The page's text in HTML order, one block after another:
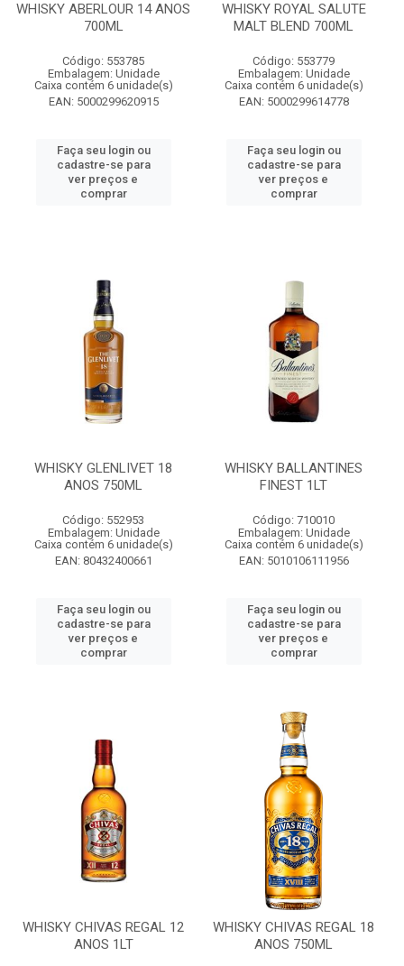
WHISKY ABERLOUR 14 ANOS
700ML
Código: 553785
Embalagem: Unidade
Caixa contém 6 unidade(s)
EAN: 5000299620915
Faça seu login ou
cadastre-se para
ver preços e
comprar
WHISKY ROYAL SALUTE
MALT BLEND 700ML
Código: 553779
Embalagem: Unidade
Caixa contém 6 unidade(s)
EAN: 5000299614778
Faça seu login ou
cadastre-se para
ver preços e
comprar
WHISKY GLENLIVET 18
ANOS 750ML
Código: 552953
Embalagem: Unidade
Caixa contém 6 unidade(s)
EAN: 80432400661
Faça seu login ou
cadastre-se para
ver preços e
comprar
WHISKY BALLANTINES
FINEST 1LT
Código: 710010
Embalagem: Unidade
Caixa contém 6 unidade(s)
EAN: 5010106111956
Faça seu login ou
cadastre-se para
ver preços e
comprar
WHISKY CHIVAS REGAL 12
ANOS 1LT
WHISKY CHIVAS REGAL 18
ANOS 750ML